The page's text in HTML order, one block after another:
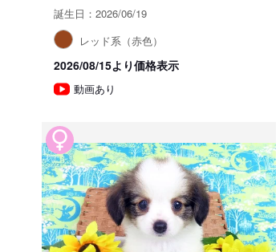
誕生日：2026/06/19
レッド系（赤色）
2026/08/15より価格表示
動画あり